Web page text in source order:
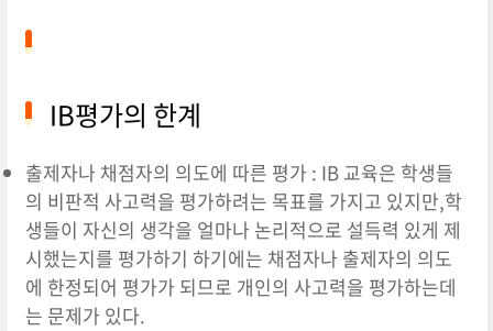
IB평가의 한계
출제자나 채점자의 의도에 따른 평가 : IB 교육은 학생들
의 비판적 사고력을 평가하려는 목표를 가지고 있지만,학
생들이 자신의 생각을 얼마나 논리적으로 설득력 있게 제
시했는지를 평가하기 하기에는 채점자나 출제자의 의도
에 한정되어 평가가 되므로 개인의 사고력을 평가하는데
는 문제가 있다.